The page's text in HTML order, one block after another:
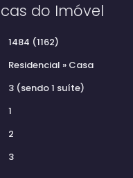
do Imóvel
1484 (1162)
Residencial » Casa
3 (sendo 1 suíte)
1
2
3